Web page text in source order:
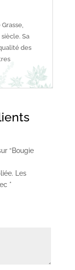
Sa
des
“Bougie
Les
*